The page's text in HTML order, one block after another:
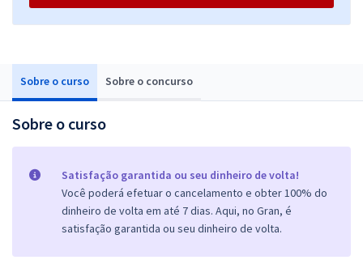
Sobre o curso Sobre o concurso
Sobre o curso
Satisfação garantida ou seu dinheiro de volta!
Você poderá efetuar o cancelamento e obter 100% do
dinheiro de volta em até 7 dias. Aqui, no Gran, é
satisfação garantida ou seu dinheiro de volta.